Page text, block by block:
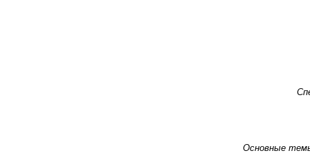
Основные